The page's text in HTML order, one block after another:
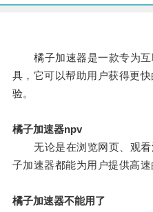
橘子加速器是一款专为互
具，它可以帮助用户获得更
验。
橘子加速器npv
无论是在浏览网页、观看
子加速器都能为用户提供高速
橘子加速器不能用了